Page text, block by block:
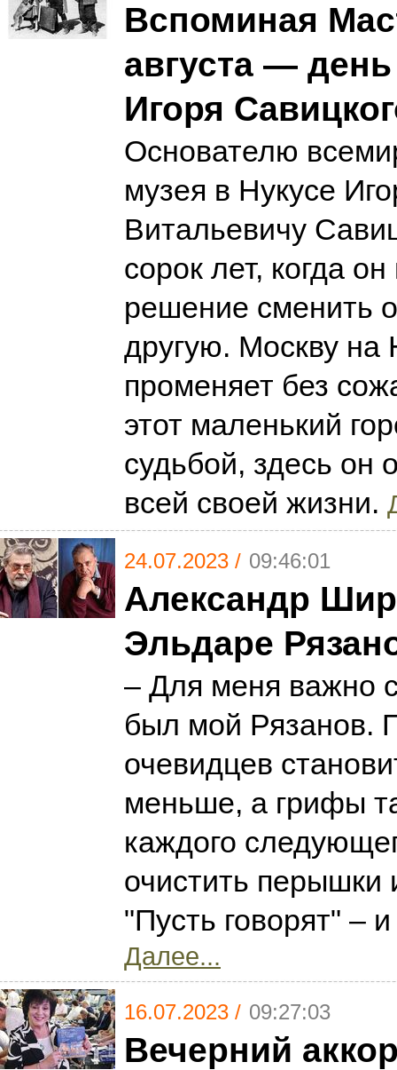
Вспоминая
августа —
Игоря
Основателю
музея в Нукусе
Витальевичу
сорок лет, когда
решение сменить
другую. Москву на
променяет без
этот маленький
судьбой, здесь он
всей своей жизни.
24.07.2023 / 09:46:01
Александр
Эльдаре
– Для меня важно
был мой Рязанов.
очевидцев
меньше, а грифы
каждого
очистить перышки
"Пусть говорят" –
Далее...
16.07.2023 / 09:27:03
Вечерний